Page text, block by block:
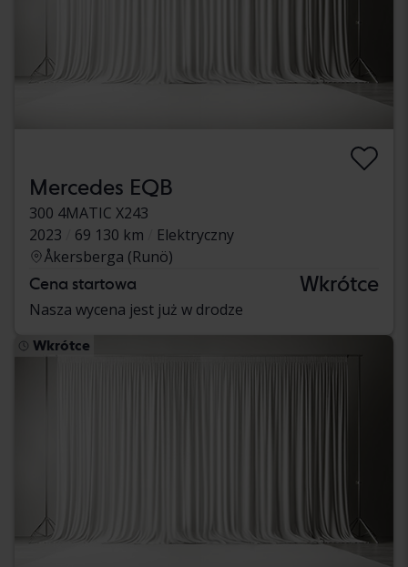
Mercedes EQB
300 4MATIC X243
2023
69 130 km
Elektryczny
Åkersberga (Runö)
Cena startowa Wkrótce
Nasza wycena jest już w drodze
Wkrótce